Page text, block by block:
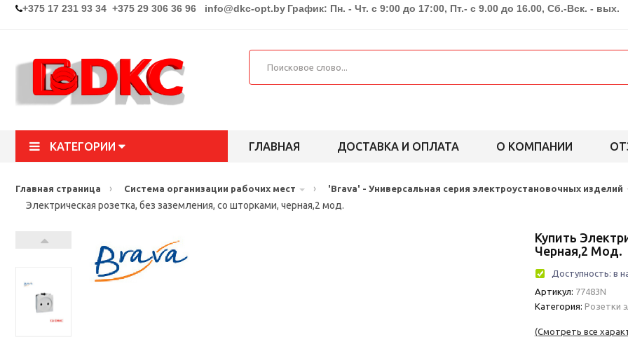
+375 17 231 93 34 +375 29 306 36 96 info@dkc-opt.by График: Пн. - Чт. с 9:00 до 17:00, Пт.- с 9.00 до 16.00, Сб.-Вск. - вых.
КАТЕГОРИИ ГЛАВНАЯ ДОСТАВКА И ОПЛАТА О КОМПАНИИ
Главная страница › Система организации рабочих мест › 'Brava' - Универсальная серия электроустановочных изделий
Электрическая розетка, без заземления, со шторками, черная,2 мод.
Купить
Черная,2 Мод.
Доступность: в
Артикул: 77483N
Категория: Розетки
(Смотреть все